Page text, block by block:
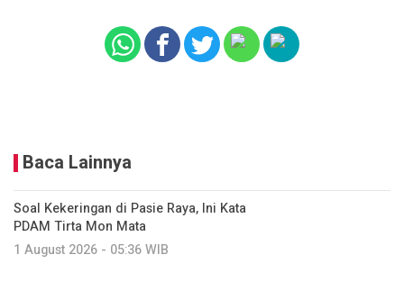
Baca Lainnya
Soal Kekeringan di Pasie Raya, Ini Kata
PDAM Tirta Mon Mata
1 August 2026 - 05:36 WIB